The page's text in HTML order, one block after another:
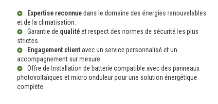
Expertise reconnuedans le domaine des énergies renouvelables
et de la climatisation.
Garantie de qualitéet respect des normes de sécurité les plus
strictes.
Engagement clientavec un service personnalisé et un
accompagnement sur mesure.
Offre de Installation de batterie compatible avec des panneaux
photovoltaïques et micro onduleurpour une solution énergétique
complète.